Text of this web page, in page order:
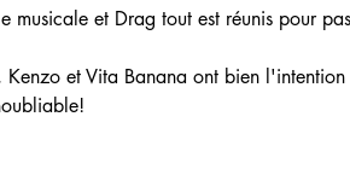
musicale et Drag tout est réunis pour
et Vita Banana ont bien